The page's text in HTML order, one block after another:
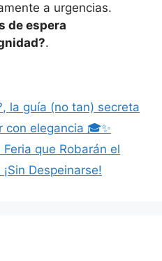
a urgencias.
de espera
.
la guía (no tan) secreta
elegancia 🎓✨
Feria que Robarán el
Despeinarse!